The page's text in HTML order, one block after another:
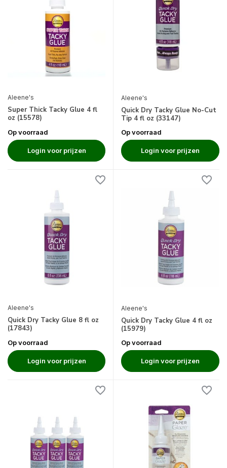
Aleene's
Super Thick Tacky Glue 4 fl
oz (15578)
Op voorraad
Login voor prijzen
Aleene's
Quick Dry Tacky Glue No-Cut
Tip 4 fl oz (33147)
Op voorraad
Login voor prijzen
Aleene's
Quick Dry Tacky Glue 8 fl oz
(17843)
Op voorraad
Login voor prijzen
Aleene's
Quick Dry Tacky Glue 4 fl oz
(15979)
Op voorraad
Login voor prijzen